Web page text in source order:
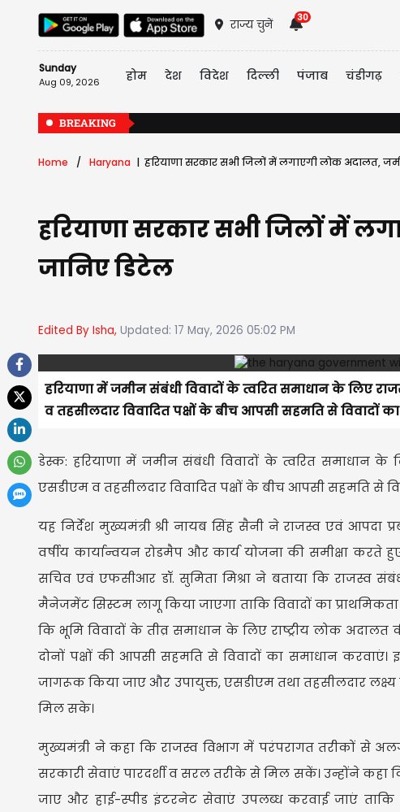
राज्य चुनें
30
Sunday
Aug 09, 2026 होम देश विदेश दिल्ली पंजाब चंडीगढ़
BREAKING
Home Haryana हरियाणा सरकार सभी जिलों में लगाएगी लोक अदालत,
हरियाणा सरकार सभी जिलों में
जानिए डिटेल
Edited By Isha, Updated: 17 May, 2026 05:02 PM
हरियाणा में जमीन संबंधी विवादों के त्वरित समाधान के लिए
व तहसीलदार विवादित पक्षों के बीच आपसी सहमति से विवादों
डेस्क: हरियाणा में जमीन संबंधी विवादों के त्वरित समाधान
एसडीएम व तहसीलदार विवादित पक्षों के बीच आपसी सहमति से
यह निर्देश मुख्यमंत्री श्री नायब सिंह सैनी ने राजस्व एवं आपदा
वर्षीय कार्यान्वयन रोडमैप और कार्य योजना की समीक्षा
सचिव एवं एफसीआर डॉ. सुमिता मिश्रा ने बताया कि राजस्व
मैनेजमेंट सिस्टम लागू किया जाएगा ताकि विवादों का
कि भूमि विवादों के तीव्र समाधान के लिए राष्ट्रीय लोक
दोनों पक्षों की आपसी सहमति से विवादों का समाधान
जागरूक किया जाए और उपायुक्त, एसडीएम तथा तहसीलदार
मिल सके।
मुख्यमंत्री ने कहा कि राजस्व विभाग में परंपरागत तरीकों
सरकारी सेवाएं पारदर्शी व सरल तरीके से मिल सकें। उन्होंने
जाए और हाई-स्पीड इंटरनेट सेवाएं उपलब्ध करवाई जाएं